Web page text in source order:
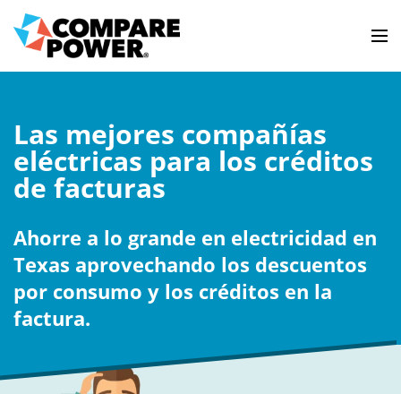
Las mejores compañías
eléctricas para los créditos
de facturas
Ahorre a lo grande en electricidad en
Texas aprovechando los descuentos
por consumo y los créditos en la
factura.